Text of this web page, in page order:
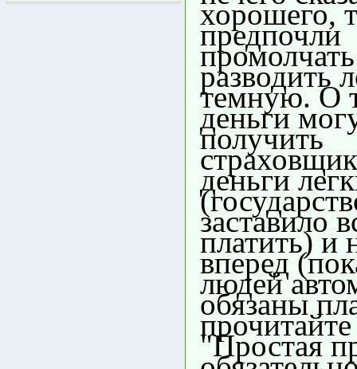
хорошего,
предпочли
разводить
темную. О
деньги
получить
деньги
заставило
платить) и
вперед
людей
обязаны
"Простая